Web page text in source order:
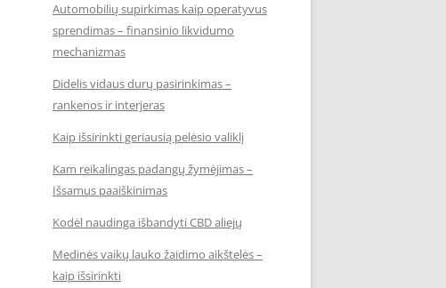
Automobilių supirkimas kaip operatyvus
sprendimas – finansinio likvidumo
mechanizmas
Didelis vidaus durų pasirinkimas –
rankenos ir interjeras
Kaip išsirinkti geriausią pelėsio valiklį
Kam reikalingas padangų žymėjimas –
Išsamus paaiškinimas
Kodėl naudinga išbandyti CBD aliejų
Medinės vaikų lauko žaidimo aikštelės –
kaip išsirinkti